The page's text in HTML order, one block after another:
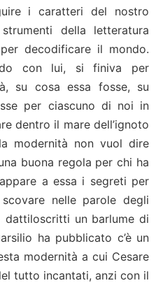
i caratteri del nostro
della letteratura
decodificare il mondo.
con lui, si finiva per
su cosa essa fosse, su
per ciascuno di noi in
dentro il mare dell’ignoto
modernità non vuol dire
buona regola per chi ha
a essa i segreti per
nelle parole degli
un barlume di
ha pubblicato c’è un
modernità a cui Cesare
tutto incantati, anzi con il